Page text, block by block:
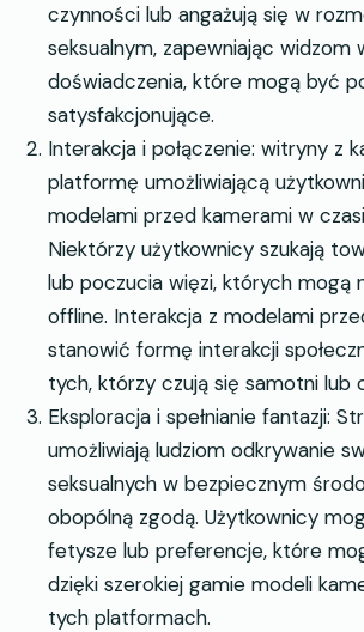
czynności lub angażują się w
seksualnym, zapewniając widzom
doświadczenia, które mogą być
satysfakcjonujące.
Interakcja i połączenie: witryny z
platformę umożliwiającą
modelami przed kamerami w
Niektórzy użytkownicy szukają
lub poczucia więzi, których mogą
offline. Interakcja z modelami
stanowić formę interakcji
tych, którzy czują się samotni lub
Eksploracja i spełnianie fantazji:
umożliwiają ludziom odkrywanie
seksualnych w bezpiecznym
obopólną zgodą. Użytkownicy
fetysze lub preferencje, które
dzięki szerokiej gamie modeli
tych platformach.